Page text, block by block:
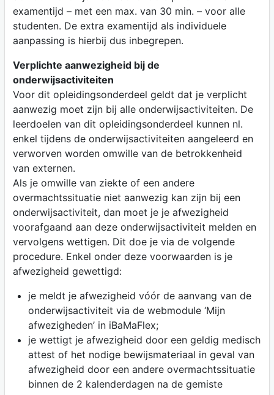
examentijd – met een max. van 30 min. – voor alle
studenten. De extra examentijd als individuele
aanpassing is hierbij dus inbegrepen.
Verplichte aanwezigheid bij de
onderwijsactiviteiten
Voor dit opleidingsonderdeel geldt dat je verplicht
aanwezig moet zijn bij alle onderwijsactiviteiten. De
leerdoelen van dit opleidingsonderdeel kunnen nl.
enkel tijdens de onderwijsactiviteiten aangeleerd en
verworven worden omwille van de betrokkenheid
van externen.
Als je omwille van ziekte of een andere
overmachtssituatie niet aanwezig kan zijn bij een
onderwijsactiviteit, dan moet je je afwezigheid
voorafgaand aan deze onderwijsactiviteit melden en
vervolgens wettigen. Dit doe je via de volgende
procedure. Enkel onder deze voorwaarden is je
afwezigheid gewettigd:
je meldt je afwezigheid vóór de aanvang van de
onderwijsactiviteit via de webmodule ‘Mijn
afwezigheden’ in iBaMaFlex;
je wettigt je afwezigheid door een geldig medisch
attest of het nodige bewijsmateriaal in geval van
afwezigheid door een andere overmachtssituatie
binnen de 2 kalenderdagen na de gemiste